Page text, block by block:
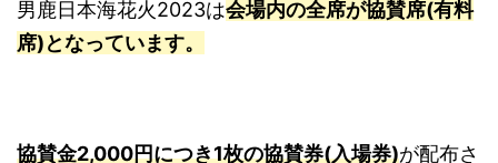
男鹿日本海花火2023は会場内の全席が協賛席(有料
席)となっています。
協賛金2,000円につき1枚の協賛券(入場券)が配布さ